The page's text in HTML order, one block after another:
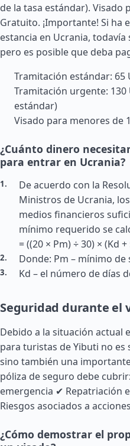
de la tasa estándar). Visado
Gratuito. ¡Importante! Si ha
estancia en Ucrania,
pero es posible que deba
Tramitación estándar: 65
Tramitación urgente: 130
estándar)
Visado para menores de
¿Cuánto dinero
para entrar en Ucrania?
De acuerdo con la
Ministros de Ucrania,
medios financieros
mínimo requerido se
= ((20 × Pm) ÷ 30) × (Kd +
Donde: Pm – mínimo de
Kd – el número de días
Seguridad durante el
Debido a la situación actual
para turistas de Yibuti no
sino también una
póliza de seguro debe
emergencia ✔ Repatriación
Riesgos asociados a
¿Cómo demostrar el